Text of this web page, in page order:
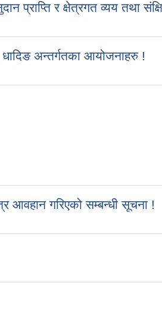
र क्षेत्रगत व्यय तथा
अन्तर्गतका आयोजनाहरु !
आवहान गरिएको सम्बन्धी सूचना !